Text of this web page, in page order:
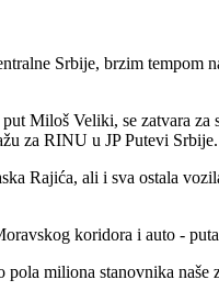
Srbije, brzim tempom
Miloš Veliki, se zatvara
za RINU u JP Putevi Srbije.
Rajića, ali i sva ostala
koridora i auto -
miliona stanovnika